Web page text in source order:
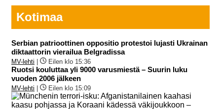
Kotimaa
Serbian patrioottinen oppositio protestoi lujasti Ukrainan
diktaattorin vierailua Belgradissa
MV-lehti Eilen klo 15:36
Ruotsi kouluttaa yli 9000 varusmiestä – Suurin luku
vuoden 2006 jälkeen
MV-lehti Eilen klo 15:09